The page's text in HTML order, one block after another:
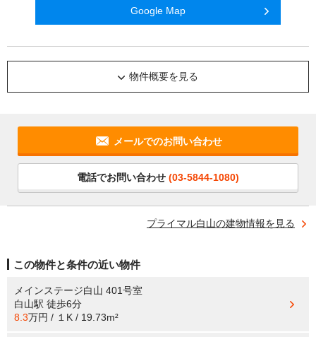
Google Map
物件概要を見る
メールでのお問い合わせ
電話でお問い合わせ (03-5844-1080)
プライマル白山の建物情報を見る
この物件と条件の近い物件
メインステージ白山 401号室
白山駅 徒歩6分
8.3万円 / １K / 19.73m²